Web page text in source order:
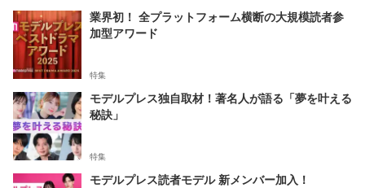
業界初！ 全プラットフォーム横断の大規模読者参
加型アワード
特集
モデルプレス独自取材！著名人が語る「夢を叶える
秘訣」
特集
モデルプレス読者モデル 新メンバー加入！